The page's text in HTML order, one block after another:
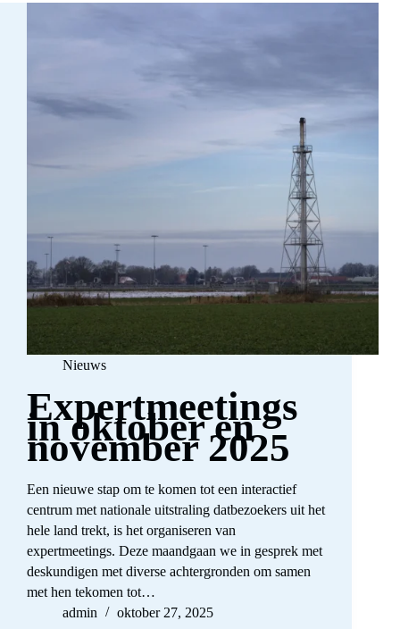
Nieuws
Expertmeetings
in oktober en
november 2025
Een nieuwe stap om te komen tot een interactief
centrum met nationale uitstraling datbezoekers uit het
hele land trekt, is het organiseren van
expertmeetings. Deze maandgaan we in gesprek met
deskundigen met diverse achtergronden om samen
met hen tekomen tot…
admin
oktober 27, 2025